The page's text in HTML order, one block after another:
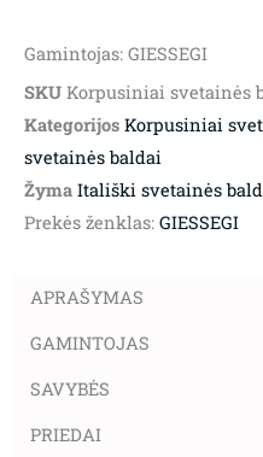
Gamintojas: GIESSEGI
SKU Korpusiniai svetainės
Kategorijos Korpusiniai
svetainės baldai
Žyma Itališki svetainės
Prekės ženklas: GIESSEGI
APRAŠYMAS
GAMINTOJAS
SAVYBĖS
PRIEDAI